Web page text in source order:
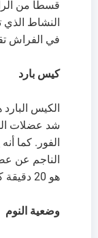
قسطًا من
النشاط
في الفراش
كيس بارد
الكيس
شد عضلات
الفور. كما
الناجم عن
هو 20 دقيقة كحد أقصى.
وضعية النوم